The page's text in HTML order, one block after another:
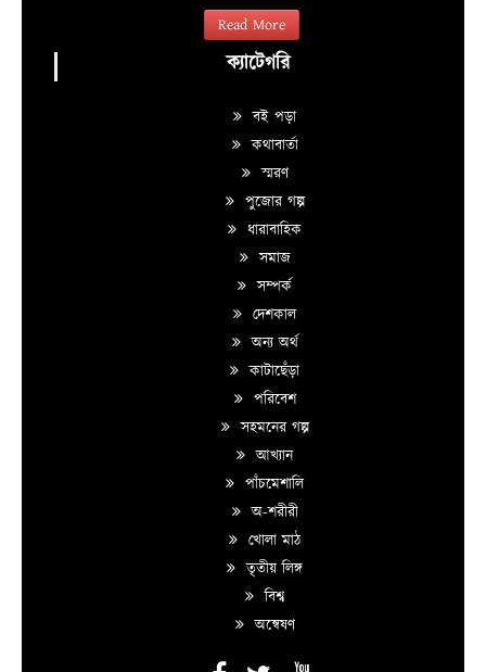
Read More
ক্যাটেগরি
বই পড়া
কথাবার্তা
স্মরণ
পুজোর গল্প
ধারাবাহিক
সমাজ
সম্পর্ক
দেশকাল
অন্য অর্থ
কাটাছেঁড়া
পরিবেশ
সহমনের গল্প
আখ্যান
পাঁচমেশালি
অ-শরীরী
খোলা মাঠ
তৃতীয় লিঙ্গ
বিশ্ব
অন্বেষণ